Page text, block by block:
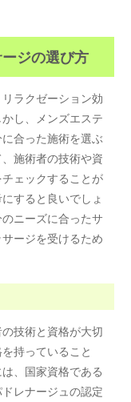
ジの選び方
ラクゼーション効
し、メンズエステ
合った施術を選ぶ
施術者の技術や資
ェックすることが
すると良いでしょ
ニーズに合ったサ
ージを受けるため
技術と資格が大切
持っていること
、国家資格である
レナージュの認定